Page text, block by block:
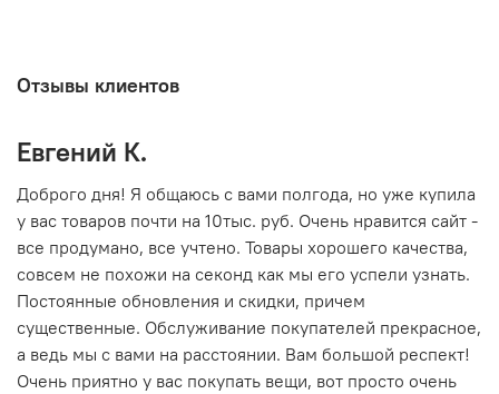
Отзывы клиентов
Евгений К.
Доброго дня! Я общаюсь с вами полгода, но уже купила
у вас товаров почти на 10тыс. руб. Очень нравится сайт -
все продумано, все учтено. Товары хорошего качества,
совсем не похожи на секонд как мы его успели узнать.
Постоянные обновления и скидки, причем
существенные. Обслуживание покупателей прекрасное,
а ведь мы с вами на расстоянии. Вам большой респект!
Очень приятно у вас покупать вещи, вот просто очень